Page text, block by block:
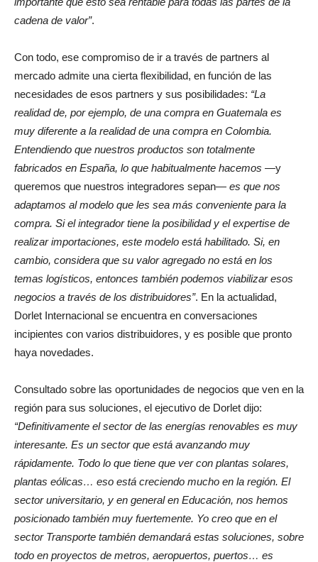
cadena de valor”.
Con todo, ese compromiso de ir a través de partners al
mercado admite una cierta flexibilidad, en función de las
necesidades de esos partners y sus posibilidades: “La
realidad de, por ejemplo, de una compra en Guatemala es
muy diferente a la realidad de una compra en Colombia.
Entendiendo que nuestros productos son totalmente
fabricados en España, lo que habitualmente hacemos —y
queremos que nuestros integradores sepan— es que nos
adaptamos al modelo que les sea más conveniente para la
compra. Si el integrador tiene la posibilidad y el expertise de
realizar importaciones, este modelo está habilitado. Si, en
cambio, considera que su valor agregado no está en los
temas logísticos, entonces también podemos viabilizar esos
negocios a través de los distribuidores”. En la actualidad,
Dorlet Internacional se encuentra en conversaciones
incipientes con varios distribuidores, y es posible que pronto
haya novedades.
Consultado sobre las oportunidades de negocios que ven en la
región para sus soluciones, el ejecutivo de Dorlet dijo:
“Definitivamente el sector de las energías renovables es muy
interesante. Es un sector que está avanzando muy
rápidamente. Todo lo que tiene que ver con plantas solares,
plantas eólicas… eso está creciendo mucho en la región. El
sector universitario, y en general en Educación, nos hemos
posicionado también muy fuertemente. Yo creo que en el
sector Transporte también demandará estas soluciones, sobre
todo en proyectos de metros, aeropuertos, puertos… es